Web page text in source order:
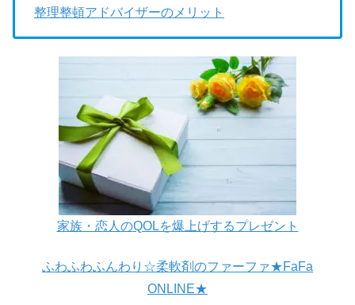
整理整頓アドバイザーのメリット
家族・恋人のQOLを爆上げするプレゼント
ふわふわふんわり☆柔軟剤のファーファ★FaFa
ONLINE★